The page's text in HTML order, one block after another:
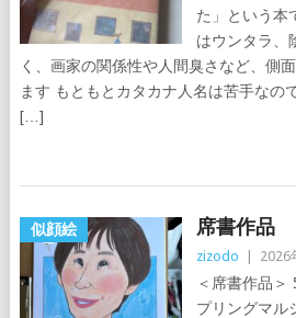
た」という本
はウンタラ、
く、画家の関係性や人間臭さなど、側
ます もともとカタカナ人名は苦手なの
[…]
似顔絵 席書作品
zizodo 2026
＜席書作品＞
プリングマル